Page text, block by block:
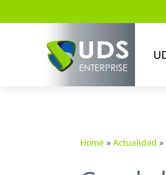
Home » Actualidad »